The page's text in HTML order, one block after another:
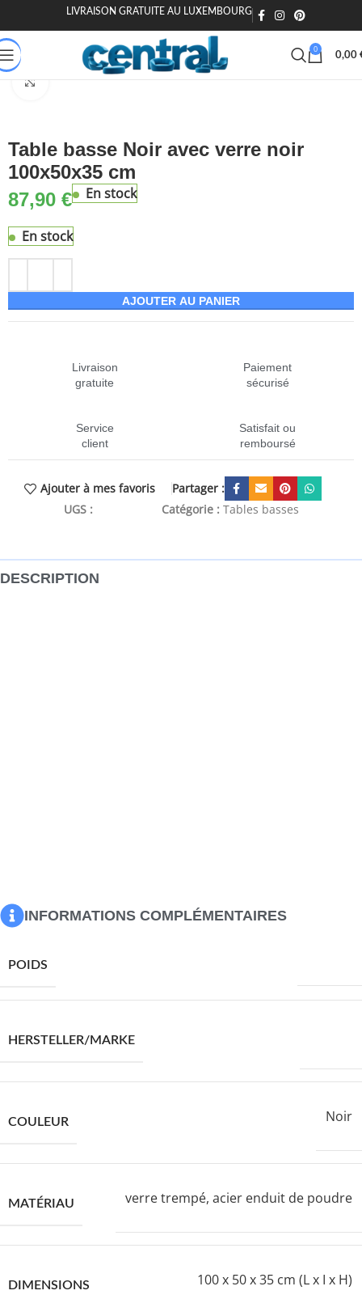
LIVRAISON GRATUITE AU LUXEMBOURG
0
0,00
Accueil Maison & Jardin Meuble Tables Tables basses
Table basse Noir avec verre noir
100x50x35 cm
87,90 € En stock
En stock
AJOUTER AU PANIER
Livraison
gratuite
Paiement
sécurisé
Service
client
Satisfait ou
remboursé
Ajouter à mes favoris
Partager :
UGS :
Catégorie : Tables basses
DESCRIPTION
INFORMATIONS COMPLÉMENTAIRES
POIDS
HERSTELLER/MARKE
COULEUR Noir
MATÉRIAU verre trempé, acier enduit de poudre
DIMENSIONS 100 x 50 x 35 cm (L x I x H)
🎁 20€ offerts dès 200€ - Code : MOIEN20🏷️ 15€ dès 120€ -